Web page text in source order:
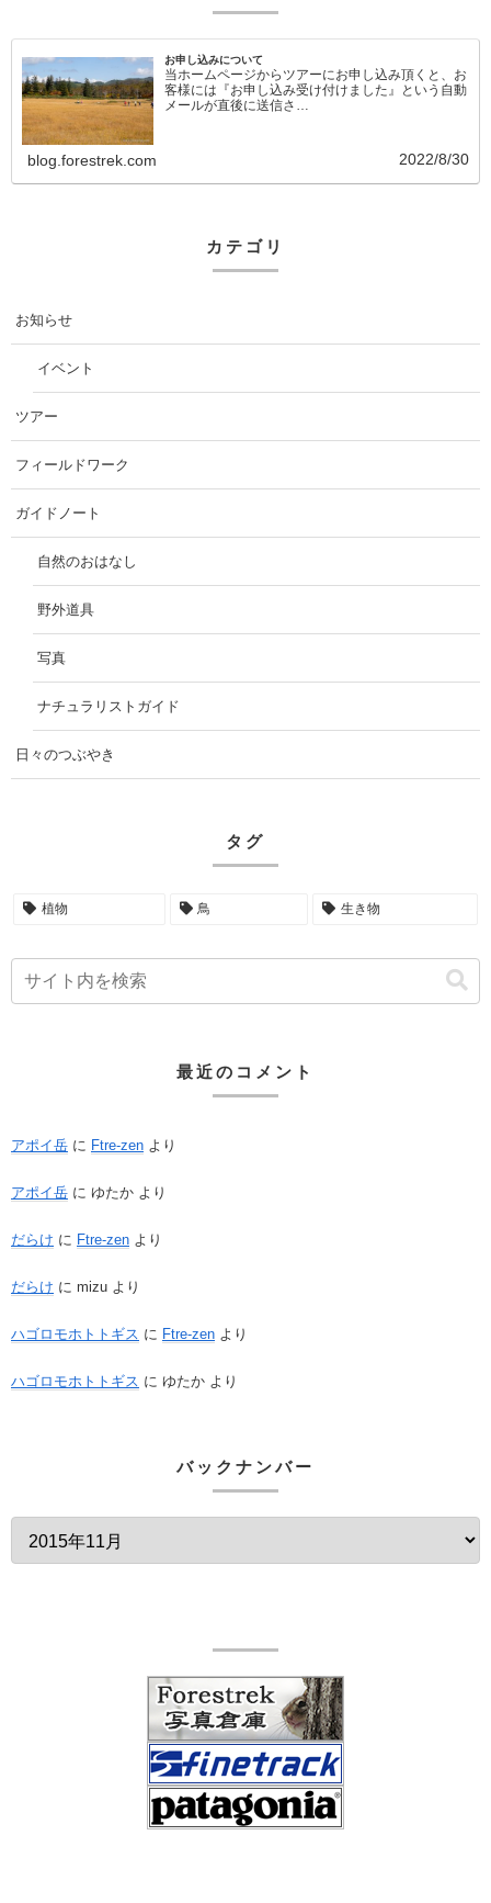
お申し込みについて
当ホームページからツアーにお申し込み頂くと、お
客様には『お申し込み受け付けました』という自動
メールが直後に送信さ…
blog.forestrek.com 2022/8/30
カテゴリ
お知らせ
イベント
ツアー
フィールドワーク
ガイドノート
自然のおはなし
野外道具
写真
ナチュラリストガイド
日々のつぶやき
タグ
植物 鳥 生き物
最近のコメント
アポイ岳 に Ftre-zen より
アポイ岳 に ゆたか より
だらけ に Ftre-zen より
だらけ に mizu より
ハゴロモホトトギス に Ftre-zen より
ハゴロモホトトギス に ゆたか より
バックナンバー